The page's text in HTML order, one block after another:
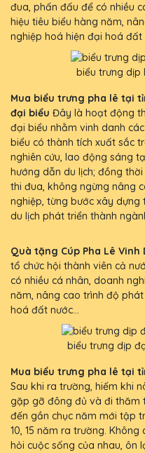
đua, phấn đấu để có nhiều
hiệu tiêu biểu hàng năm,
nghiệp hoá hiện đại hoá đất
biểu trưng dịp
Mua biểu trưng pha lê tại
đại biểu Đây là hoạt động
đại biểu nhằm vinh danh
biểu có thành tích xuất sắc
nghiên cứu, lao động sáng
hướng dẫn du lịch; đồng
thi đua, không ngừng nâng
nghiệp, từng bước xây
du lịch phát triển thành
Quà tặng Cúp Pha Lê Vinh
tổ chức hội thành viên cả
có nhiều cá nhân, doanh
năm, nâng cao trình độ
hoá đất nước...
biểu trưng dịp
Mua biểu trưng pha lê tại
Sau khi ra trường, hiếm khi
gặp gỡ đông đủ và đi thăm
đến gần chục năm mới tập
10, 15 năm ra trường.
hỏi cuộc sống của nhau, ôn